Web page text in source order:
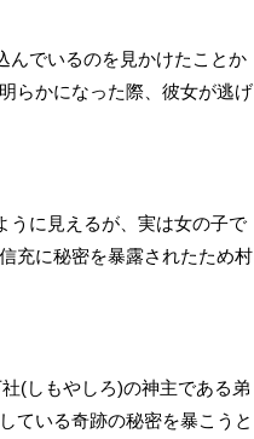
んでいるのを見かけたことか
らかになった際、彼女が逃げ
うに見えるが、実は女の子で
充に秘密を暴露されたため村
(しもやしろ)の神主である弟
ている奇跡の秘密を暴こうと